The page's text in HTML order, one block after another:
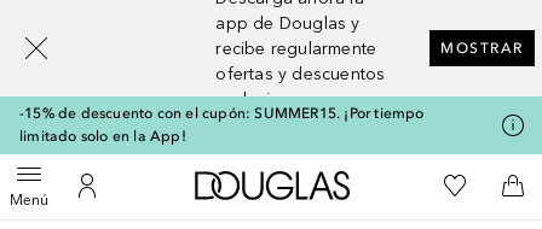
app de Douglas y
recibe regularmente
ofertas y descuentos
exclusivos
MOSTRAR
-15% de descuento con el cupón: SUMMER15. ¡Por tiempo
limitado solo en la App!
MenúAbrir menúMi cuenta
A Douglas HomeMi lista de
A
Regresar
Ejecutar búsqueda
[navigation.slideout.screenreader]